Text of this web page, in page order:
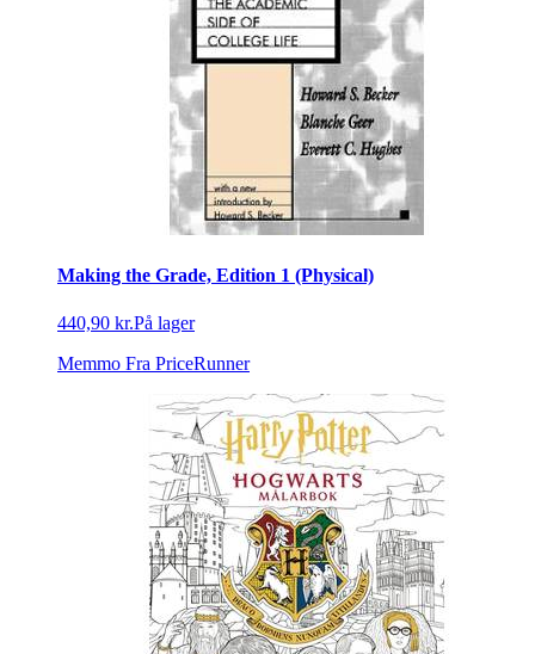
Making the Grade, Edition 1 (Physical)
440,90 kr.På lager
Memmo Fra PriceRunner